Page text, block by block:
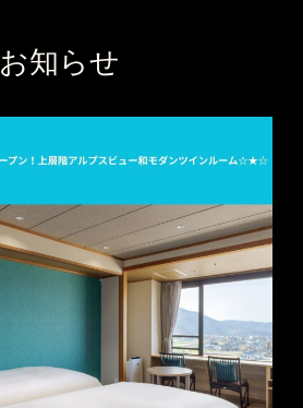
お知らせ